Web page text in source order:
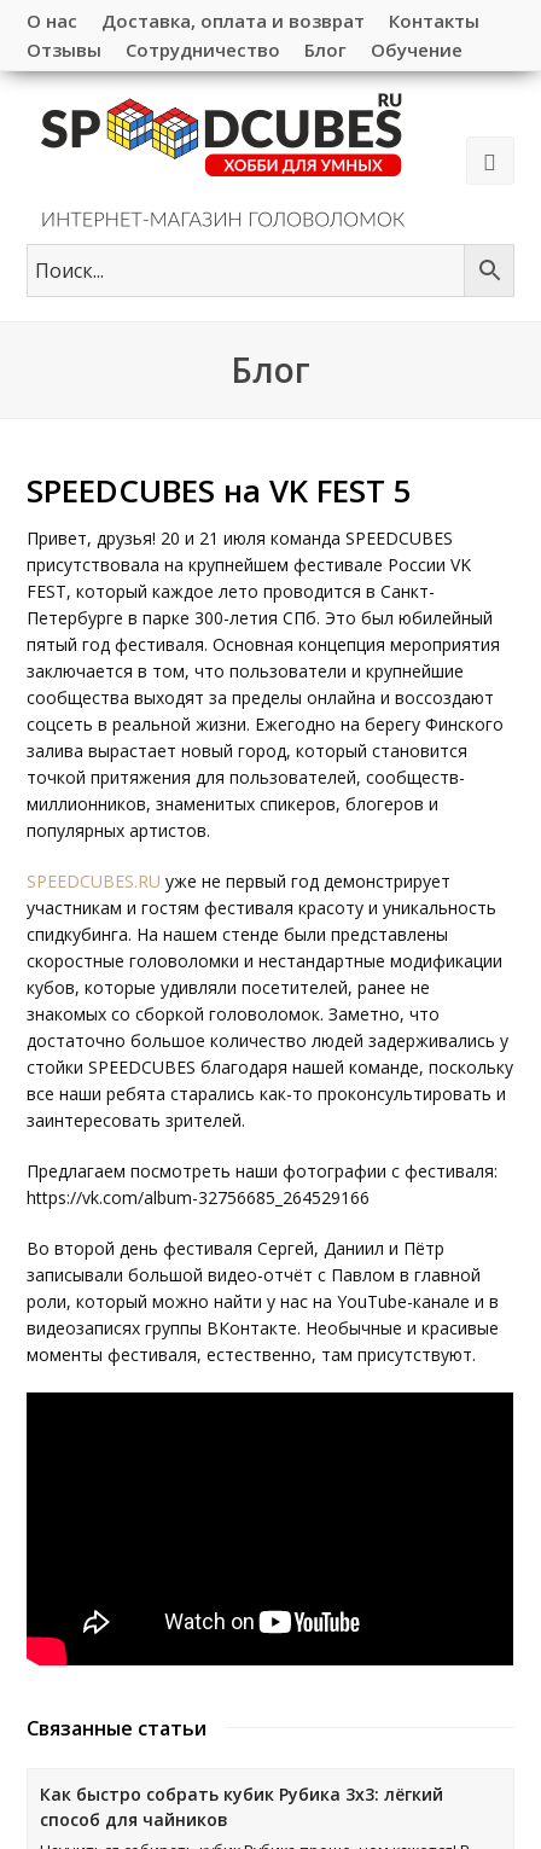
О нас Доставка, оплата и возврат
Контакты
Отзывы
Сотрудничество Блог Обучение
Блог
SPEEDCUBES на VK FEST 5
Привет, друзья! 20 и 21 июля команда SPEEDCUBES
присутствовала на крупнейшем фестивале России VK
FEST, который каждое лето проводится в Санкт-
Петербурге в парке 300-летия СПб. Это был юбилейный
пятый год фестиваля. Основная концепция мероприятия
заключается в том, что пользователи и крупнейшие
сообщества выходят за пределы онлайна и воссоздают
соцсеть в реальной жизни. Ежегодно на берегу Финского
залива вырастает новый город, который становится
точкой притяжения для пользователей, сообществ-
миллионников, знаменитых спикеров, блогеров и
популярных артистов.
SPEEDCUBES.RU уже не первый год демонстрирует
участникам и гостям фестиваля красоту и уникальность
спидкубинга. На нашем стенде были представлены
скоростные головоломки и нестандартные модификации
кубов, которые удивляли посетителей, ранее не
знакомых со сборкой головоломок. Заметно, что
достаточно большое количество людей задерживались у
стойки SPEEDCUBES благодаря нашей команде, поскольку
все наши ребята старались как-то проконсультировать и
заинтересовать зрителей.
Предлагаем посмотреть наши фотографии с фестиваля:
https://vk.com/album-32756685_264529166
Во второй день фестиваля Сергей, Даниил и Пётр
записывали большой видео-отчёт с Павлом в главной
роли, который можно найти у нас на YouTube-канале и в
видеозаписях группы ВКонтакте. Необычные и красивые
моменты фестиваля, естественно, там присутствуют.
Связанные статьи
Как быстро собрать кубик Рубика 3х3: лёгкий
способ для чайников